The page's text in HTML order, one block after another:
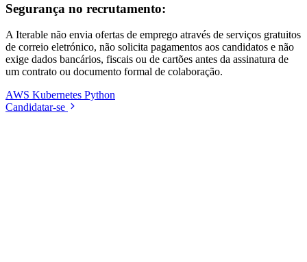
Segurança no recrutamento:
A Iterable não envia ofertas de emprego através de serviços gratuitos
de correio eletrónico, não solicita pagamentos aos candidatos e não
exige dados bancários, fiscais ou de cartões antes da assinatura de
um contrato ou documento formal de colaboração.
AWS Kubernetes Python
Candidatar-se